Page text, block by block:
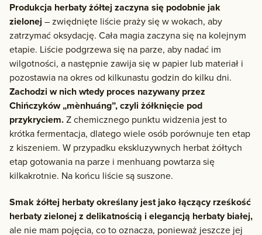
Produkcja herbaty żółtej zaczyna się podobnie jak
zielonej – zwiędnięte liście praży się w wokach, aby
zatrzymać oksydację. Cała magia zaczyna się na kolejnym
etapie. Liście podgrzewa się na parze, aby nadać im
wilgotności, a następnie zawija się w papier lub materiał i
pozostawia na okres od kilkunastu godzin do kilku dni.
Zachodzi w nich wtedy proces nazywany przez
Chińczyków „mènhuáng”, czyli żółknięcie pod
przykryciem.Z chemicznego punktu widzenia jest to
krótka fermentacja, dlatego wiele osób porównuje ten etap
z kiszeniem. W przypadku ekskluzywnych herbat żółtych
etap gotowania na parze i menhuang powtarza się
kilkakrotnie. Na końcu liście są suszone.
Smak żółtej herbaty określany jest jako łączący rześkość
herbaty zielonej z delikatnością i elegancją herbaty białej,
ale nie mam pojęcia, co to oznacza, ponieważ jeszcze jej